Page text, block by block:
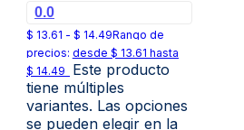
0.0
$ 13.61 - $ 14.49Rango de
precios: desde $ 13.61 hasta
$ 14.49
Este producto
tiene múltiples
variantes. Las opciones
se pueden elegir en la